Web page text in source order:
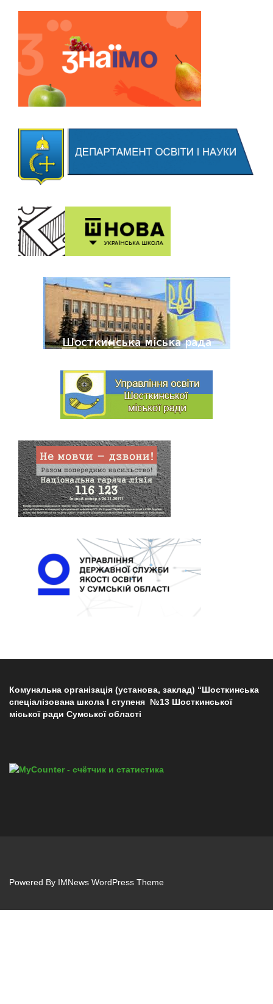
Комунальна організація (установа, заклад) “Шосткинська
спеціалізована школа І ступеня №13 Шосткинської
міської ради Сумської області
Powered By IMNews WordPress Theme